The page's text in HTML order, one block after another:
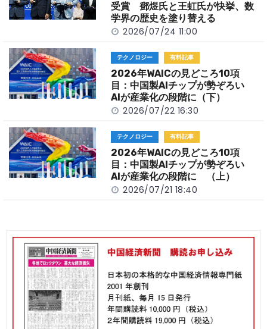
k
受賞 鄧煜氏と王虹氏が快挙、数
学界の歴史を塗り替える
2026/07/24 11:00
テクノロジー 有料記事
2026年WAICの見どころ10項
目：中国製AIチップが勢ぞろい
AIが産業化の段階に（下）
2026/07/22 16:30
テクノロジー 有料記事
2026年WAICの見どころ10項
目：中国製AIチップが勢ぞろい
AIが産業化の段階に （上）
2026/07/21 18:40